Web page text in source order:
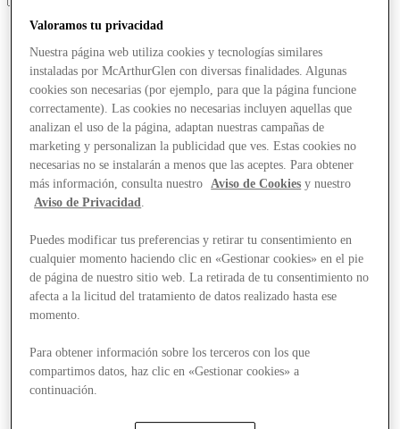
Stores
Valoramos tu privacidad
Nuestra página web utiliza cookies y tecnologías similares
instaladas por McArthurGlen con diversas finalidades. Algunas
cookies son necesarias (por ejemplo, para que la página funcione
correctamente). Las cookies no necesarias incluyen aquellas que
analizan el uso de la página, adaptan nuestras campañas de
marketing y personalizan la publicidad que ves. Estas cookies no
necesarias no se instalarán a menos que las aceptes. Para obtener
más información, consulta nuestro
Aviso de Cookies y nuestro
Aviso de Privacidad.
Puedes modificar tus preferencias y retirar tu consentimiento en
cualquier momento haciendo clic en «Gestionar cookies» en el pie
de página de nuestro sitio web. La retirada de tu consentimiento no
afecta a la licitud del tratamiento de datos realizado hasta ese
momento.
Para obtener información sobre los terceros con los que
compartimos datos, haz clic en «Gestionar cookies» a
continuación.